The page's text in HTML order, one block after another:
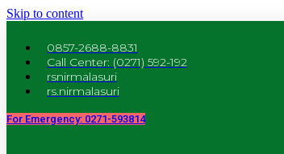
Skip to content
0857-2688-8831
Call Center: (0271) 592-192
rsnirmalasuri
rs.nirmalasuri
For Emergency: 0271-593814